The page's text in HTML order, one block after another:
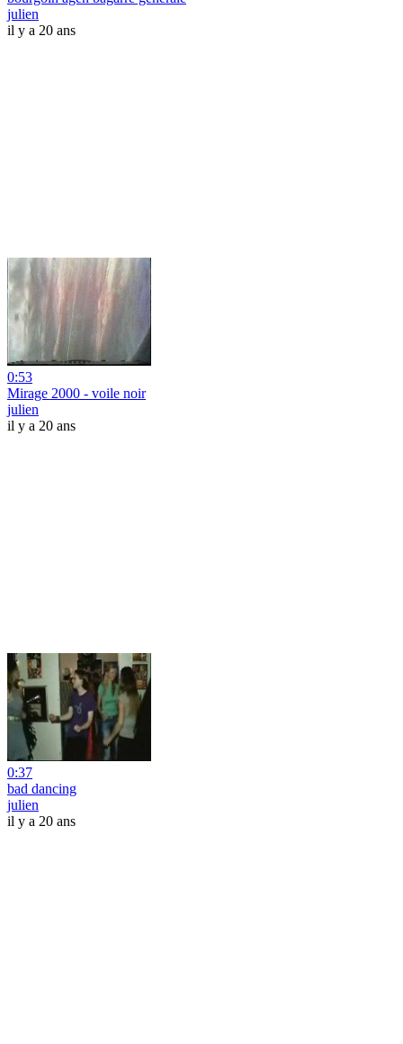
julien
il y a 20 ans
0:53
Mirage 2000 - voile noir
julien
il y a 20 ans
0:37
bad dancing
julien
il y a 20 ans